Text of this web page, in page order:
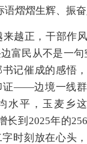
熠熠生辉、振奋
来越正，干部作
富民从不是一句
记催成的感悟
证——边境一线
水平，玉麦乡
长到2025年的
时刻放在心头